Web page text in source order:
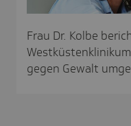
Frau Dr. Kolbe
gegen Gewalt